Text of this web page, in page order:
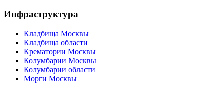
Инфраструктура
Кладбища Москвы
Кладбища области
Крематории Москвы
Колумбарии Москвы
Колумбарии области
Морги Москвы